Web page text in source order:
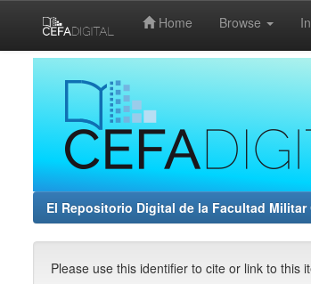
Home Browse
El Repositorio Digital de la Facultad
Please use this identifier to cite or link to this